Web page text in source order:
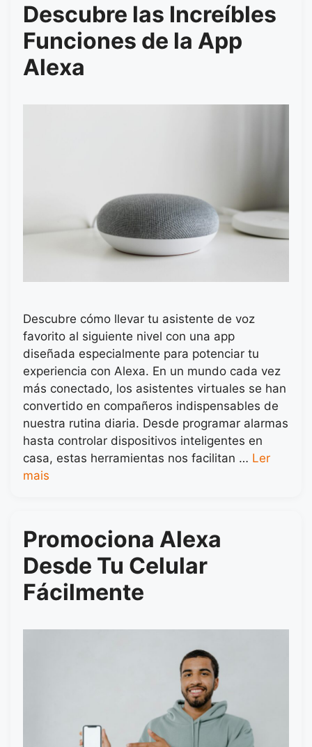
Descubre las Increíbles
Funciones de la App
Alexa
Descubre cómo llevar tu asistente de voz
favorito al siguiente nivel con una app
diseñada especialmente para potenciar tu
experiencia con Alexa. En un mundo cada vez
más conectado, los asistentes virtuales se han
convertido en compañeros indispensables de
nuestra rutina diaria. Desde programar alarmas
hasta controlar dispositivos inteligentes en
casa, estas herramientas nos facilitan … Ler
mais
Promociona Alexa
Desde Tu Celular
Fácilmente